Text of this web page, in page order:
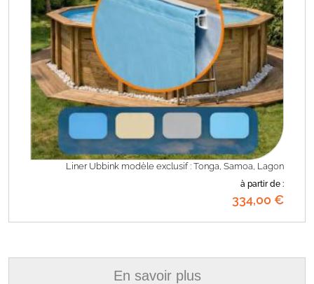
Liner Ubbink modèle exclusif : Tonga, Samoa, Lagon
à partir de :
334,00 €
En savoir plus